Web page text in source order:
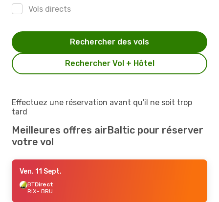
Vols directs
Rechercher Vol + Hôtel
Rechercher des vols
Effectuez une réservation avant qu'il ne soit trop
tard
Meilleures offres airBaltic pour réserver
votre vol
Ven. 11 Sept.
BTDirect
RIX- BRU